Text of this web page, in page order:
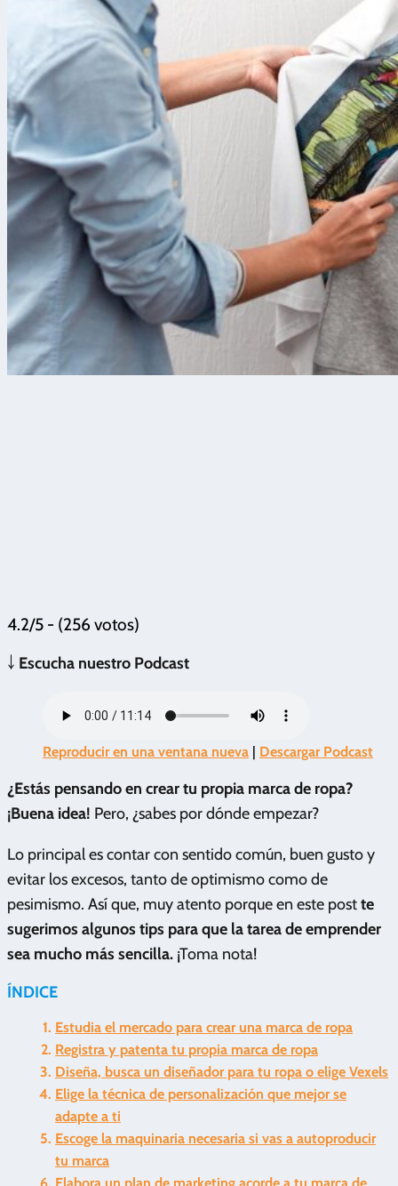
4.2/5 - (256 votos)
￬ Escucha nuestro Podcast
Reproducir en una ventana nueva | Descargar Podcast
¿Estás pensando en crear tu propia marca de ropa?
¡Buena idea! Pero, ¿sabes por dónde empezar?
Lo principal es contar con sentido común, buen gusto y
evitar los excesos, tanto de optimismo como de
pesimismo. Así que, muy atento porque en este postte
sugerimos algunos tips para que la tarea de emprender
sea mucho más sencilla. ¡Toma nota!
ÍNDICE
Estudia el mercado para crear una marca de ropa
Registra y patenta tu propia marca de ropa
Diseña, busca un diseñador para tu ropa o elige Vexels
Elige la técnica de personalización que mejor se
adapte a ti
Escoge la maquinaria necesaria si vas a autoproducir
tu marca